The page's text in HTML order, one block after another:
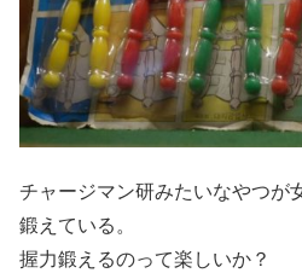
チャージマン研みたいなやつが
鍛えている。
握力鍛えるのって楽しいか？